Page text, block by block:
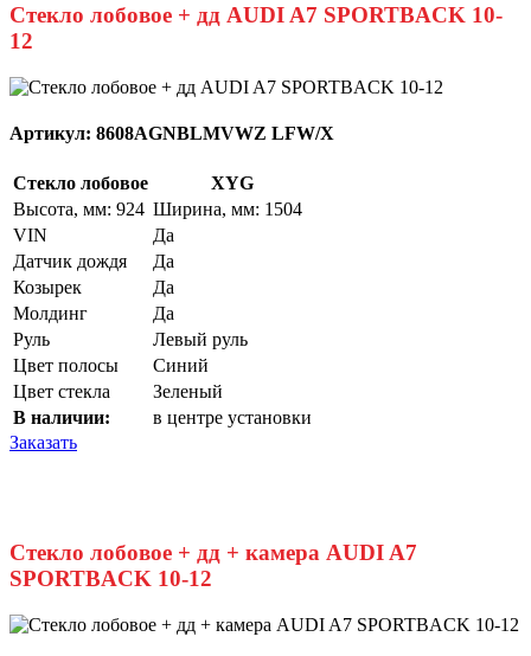
Стекло лобовое + дд AUDI A7 SPORTBACK 10-
12
Артикул: 8608AGNBLMVWZ LFW/X
Стекло лобовое
XYG
Высота, мм: 924 Ширина, мм: 1504
VIN
Да
Датчик дождя
Да
Козырек
Да
Молдинг
Да
Руль
Левый руль
Цвет полосы
Синий
Цвет стекла
Зеленый
В наличии:
в центре установки
Заказать
Стекло лобовое + дд + камера AUDI A7
SPORTBACK 10-12